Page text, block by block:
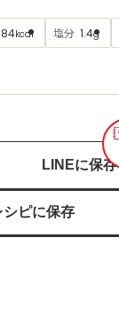
kcal 塩分 1.4g
LINEに保存
シピに保存
み